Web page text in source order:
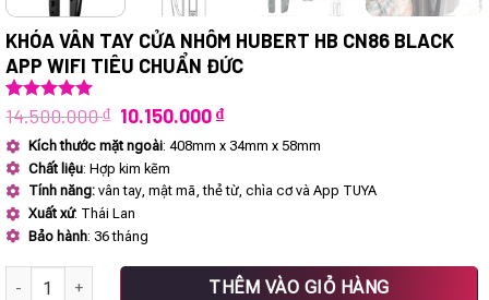
KHÓA VÂN TAY CỬA NHÔM HUBERT HB CN86 BLACK
APP WIFI TIÊU CHUẨN ĐỨC
5.00trên 5
1
đánh giá
14.500.000₫ Giá
là:
14.500.000 ₫.
10.150.000₫Giá
tại
10.150.000 ₫.
Kích thước mặt ngoài: 408mm x 34mm x 58mm
Chất liệu: Hợp kim kẽm
Tính năng: vân tay, mật mã, thẻ từ, chìa cơ và App TUYA
Xuất xứ: Thái Lan
Bảo hành: 36 tháng
Khóa vân tay cửa nhôm HUBERT HB CN86 BLACK App Wifi tiêu
THÊM VÀO GIỎ HÀNG